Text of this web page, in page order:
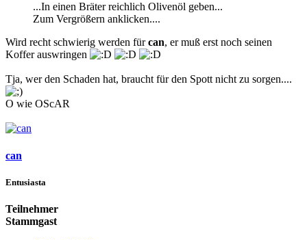
...In einen Bräter reichlich Olivenöl geben...
Zum Vergrößern anklicken....
Wird recht schwierig werden fürcan, er muß erst noch seinen
Koffer auswringen
Tja, wer den Schaden hat, braucht für den Spott nicht zu sorgen....
O wie OScAR
can
Entusiasta
Teilnehmer
Stammgast